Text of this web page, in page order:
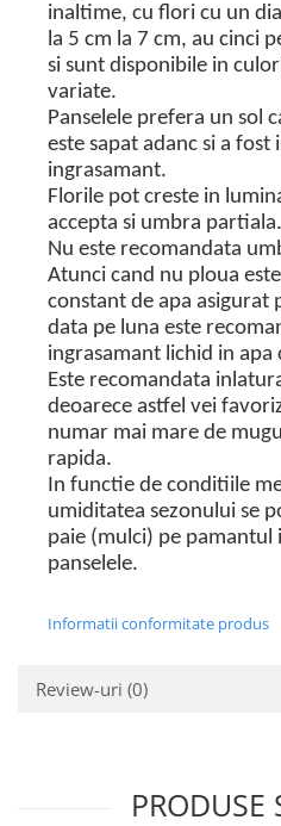
inaltime, cu flori cu un
la 5 cm la 7 cm, au cinci
si sunt disponibile in
variate.
Panselele prefera un sol
este sapat adanc si a fost
ingrasamant.
Florile pot creste in
accepta si umbra partiala.
Nu este recomandata
Atunci cand nu ploua
constant de apa asigurat
data pe luna este
ingrasamant lichid in apa
Este recomandata
deoarece astfel vei
numar mai mare de
rapida.
In functie de conditiile
umiditatea sezonului se
paie (mulci) pe pamantul
panselele.
Informatii conformitate produs
Review-uri (0)
PRODUSE